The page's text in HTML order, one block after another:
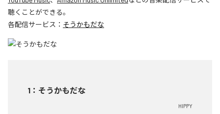
聴くことができる。
各配信サービス： そうかもだな
1 ： そうかもだな
HIPPY